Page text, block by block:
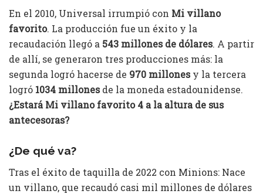
En el 2010, Universal irrumpió con Mi villano
favorito. La producción fue un éxito y la
recaudación llegó a 543 millones de dólares. A partir
de allí, se generaron tres producciones más: la
segunda logró hacerse de 970 millonesy la tercera
logró 1034 millonesde la moneda estadounidense.
¿Estará Mi villano favorito 4 a la altura de sus
antecesoras?
¿De qué va?
Tras el éxito de taquilla de 2022 con Minions: Nace
un villano, que recaudó casi mil millones de dólares